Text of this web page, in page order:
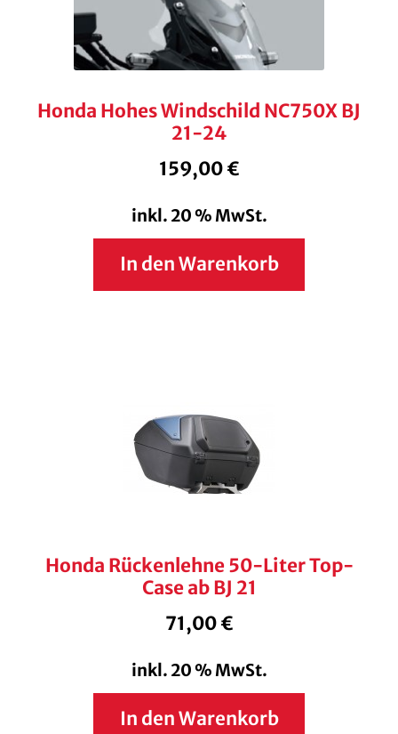
Honda Hohes Windschild NC750X BJ
21-24
159,00€
inkl. 20 % MwSt.
In den Warenkorb
Honda Rückenlehne 50-Liter Top-
Case ab BJ 21
71,00€
inkl. 20 % MwSt.
In den Warenkorb